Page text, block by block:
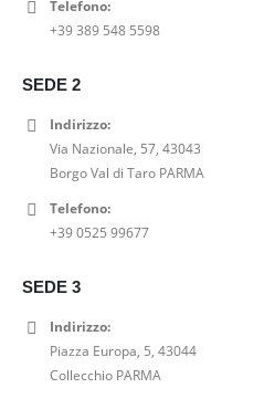
Telefono:
+39 389 548 5598
SEDE 2
Indirizzo:
Via Nazionale, 57, 43043
Borgo Val di Taro PARMA
Telefono:
+39 0525 99677
SEDE 3
Indirizzo:
Piazza Europa, 5, 43044
Collecchio PARMA